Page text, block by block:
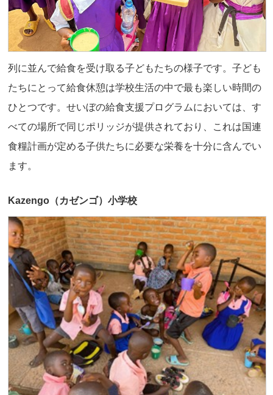
列に並んで給食を受け取る子どもたちの様子です。子ども
たちにとって給食休憩は学校生活の中で最も楽しい時間の
ひとつです。せいぼの給食支援プログラムにおいては、す
べての場所で同じポリッジが提供されており、これは国連
食糧計画が定める子供たちに必要な栄養を十分に含んでい
ます。
Kazengo（カゼンゴ）小学校